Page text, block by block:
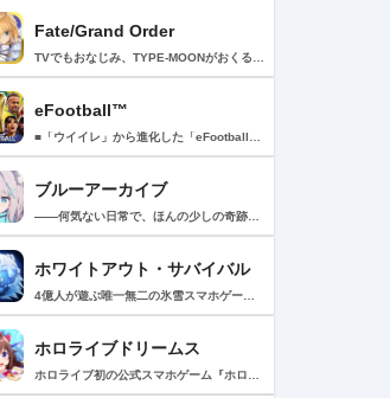
Fate/Grand Order
eFootball™
ブルーアーカイブ
ホワイトアウト・サバイバル
ホロライブドリームス